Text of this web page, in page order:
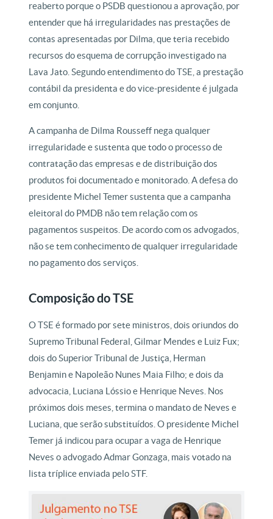
reaberto porque o PSDB questionou a aprovação, por
entender que há irregularidades nas prestações de
contas apresentadas por Dilma, que teria recebido
recursos do esquema de corrupção investigado na
Lava Jato. Segundo entendimento do TSE, a prestação
contábil da presidenta e do vice-presidente é julgada
em conjunto.
A campanha de Dilma Rousseff nega qualquer
irregularidade e sustenta que todo o processo de
contratação das empresas e de distribuição dos
produtos foi documentado e monitorado. A defesa do
presidente Michel Temer sustenta que a campanha
eleitoral do PMDB não tem relação com os
pagamentos suspeitos. De acordo com os advogados,
não se tem conhecimento de qualquer irregularidade
no pagamento dos serviços.
Composição do TSE
O TSE é formado por sete ministros, dois oriundos do
Supremo Tribunal Federal, Gilmar Mendes e Luiz Fux;
dois do Superior Tribunal de Justiça, Herman
Benjamin e Napoleão Nunes Maia Filho; e dois da
advocacia, Luciana Lóssio e Henrique Neves. Nos
próximos dois meses, termina o mandato de Neves e
Luciana, que serão substituídos. O presidente Michel
Temer já indicou para ocupar a vaga de Henrique
Neves o advogado Admar Gonzaga, mais votado na
lista tríplice enviada pelo STF.